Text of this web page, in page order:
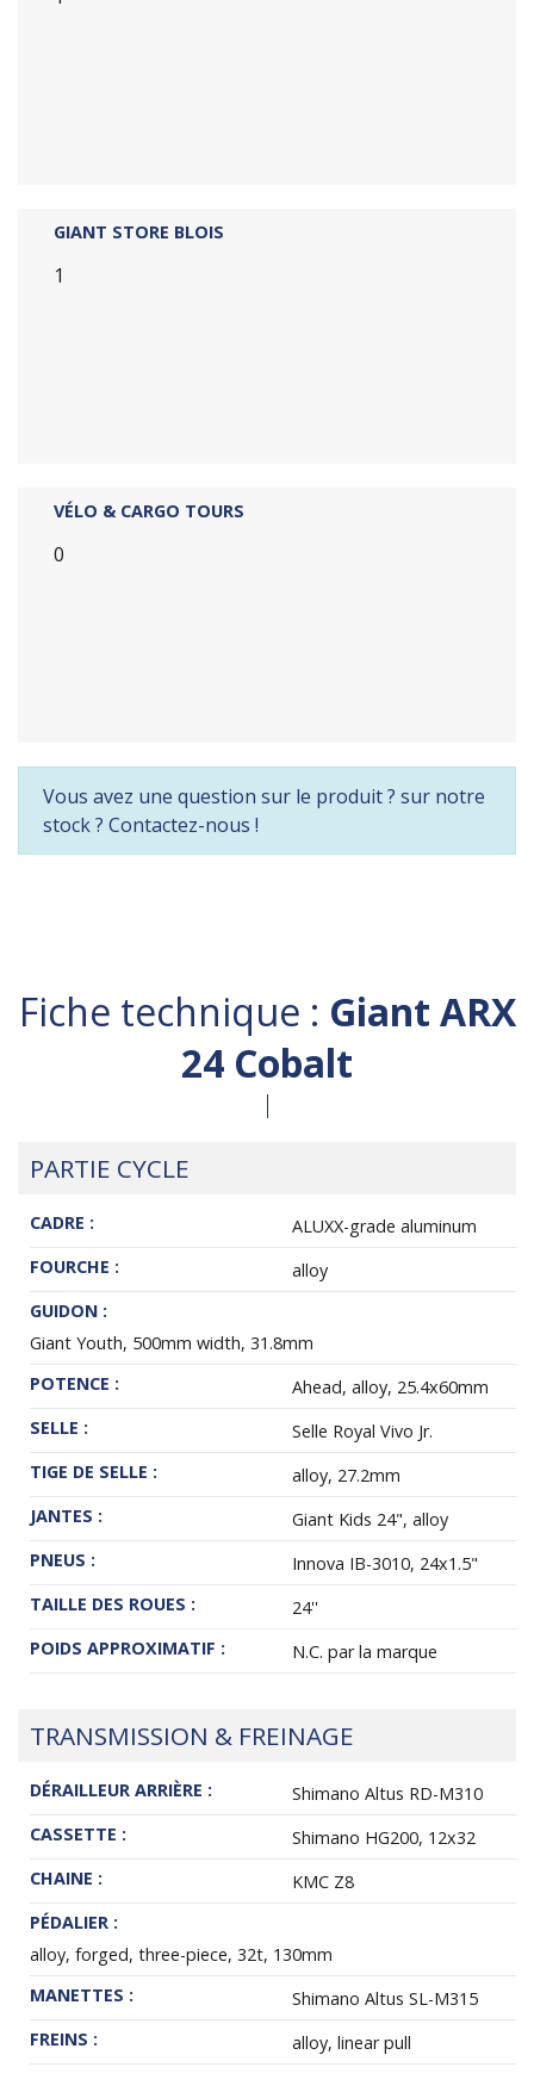
GIANT STORE BLOIS
1
VÉLO & CARGO TOURS
0
Vous avez une question sur le produit ? sur notre
stock ? Contactez-nous !
Fiche technique : Giant ARX
24 Cobalt
PARTIE CYCLE
CADRE :
ALUXX-grade aluminum
FOURCHE :
alloy
GUIDON :
Giant Youth, 500mm width, 31.8mm
POTENCE :
Ahead, alloy, 25.4x60mm
SELLE :
Selle Royal Vivo Jr.
TIGE DE SELLE :
alloy, 27.2mm
JANTES :
Giant Kids 24", alloy
PNEUS :
Innova IB-3010, 24x1.5"
TAILLE DES ROUES :
24''
POIDS APPROXIMATIF :
N.C. par la marque
TRANSMISSION & FREINAGE
DÉRAILLEUR ARRIÈRE :
Shimano Altus RD-M310
CASSETTE :
Shimano HG200, 12x32
CHAINE :
KMC Z8
PÉDALIER :
alloy, forged, three-piece, 32t, 130mm
MANETTES :
Shimano Altus SL-M315
FREINS :
alloy, linear pull